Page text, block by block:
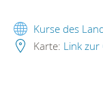
Kurse des
Karte: Link zur